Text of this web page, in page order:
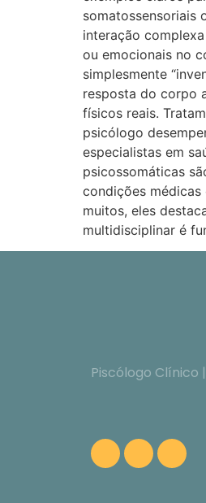
somatossensoriais
interação
ou emocionais no
simplesmente
resposta do corpo
físicos reais.
psicólogo
especialistas em
psicossomáticas
condições
muitos, eles
multidisciplinar é
Piscólogo Clínico